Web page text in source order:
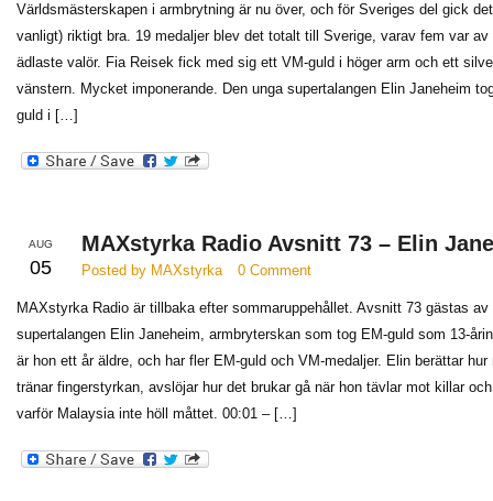
Världsmästerskapen i armbrytning är nu över, och för Sveriges del gick
vanligt) riktigt bra. 19 medaljer blev det totalt till Sverige, varav fem var av
ädlaste valör. Fia Reisek fick med sig ett VM-guld i höger arm och ett
vänstern. Mycket imponerande. Den unga supertalangen Elin Janeheim
guld i […]
AUG
05
MAXstyrka Radio Avsnitt 73 – Elin
Posted by MAXstyrka 0 Comment
MAXstyrka Radio är tillbaka efter sommaruppehållet. Avsnitt 73 gästas av
supertalangen Elin Janeheim, armbryterskan som tog EM-guld som 13-
är hon ett år äldre, och har fler EM-guld och VM-medaljer. Elin berättar hur
tränar fingerstyrkan, avslöjar hur det brukar gå när hon tävlar mot killar och
varför Malaysia inte höll måttet. 00:01 – […]